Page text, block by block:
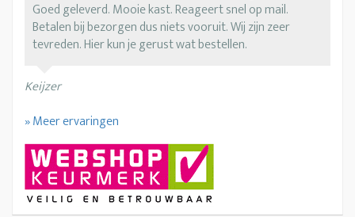
Goed geleverd. Mooie kast. Reageert snel op mail.
Betalen bij bezorgen dus niets vooruit. Wij zijn zeer
tevreden. Hier kun je gerust wat bestellen.
Keijzer
» Meer ervaringen